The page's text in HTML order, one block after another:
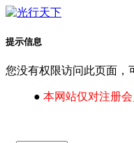
提示信息
您没有权限访问此页面，
● 本网站仅对注册